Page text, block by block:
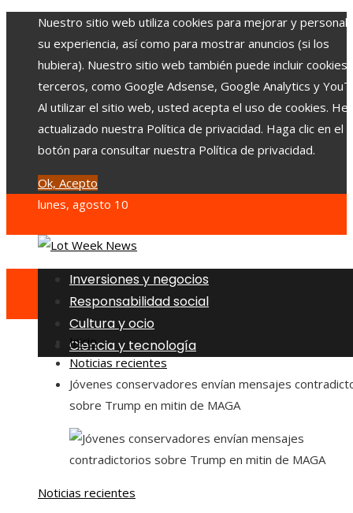
Nuestro sitio web utiliza cookies para mejorar y
su experiencia, así como para mostrar anuncios (si los
hubiera). Nuestro sitio web también puede incluir cookies
terceros, como Google Adsense, Google Analytics y
Al utilizar el sitio web, usted acepta el uso de cookies.
actualizado nuestra Política de privacidad. Haga clic en el
botón para consultar nuestra Política de privacidad.
Ok, Acepto
lunes, agosto 10
Inversiones y negocios
Responsabilidad social
Cultura y ocio
Ciencia y tecnología
Inicio
Noticias recientes
Jóvenes conservadores envían mensajes
sobre Trump en mitin de MAGA
Noticias recientes